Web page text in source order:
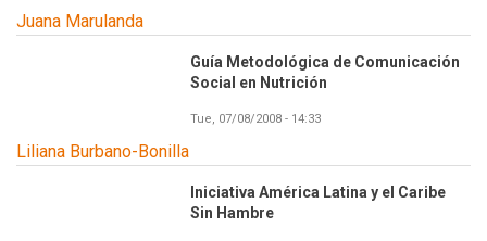
Juana Marulanda
Guía Metodológica de Comunicación
Social en Nutrición
Tue, 07/08/2008 - 14:33
Liliana Burbano-Bonilla
Iniciativa América Latina y el Caribe
Sin Hambre